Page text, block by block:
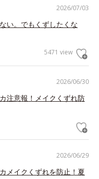
2026/07/03
い。でもくずしたくな
5471 view
2026/06/30
注意報！メイクくずれ防
2026/06/29
メイクくずれを防止！夏